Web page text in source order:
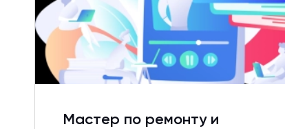
Мастер по ремонту и